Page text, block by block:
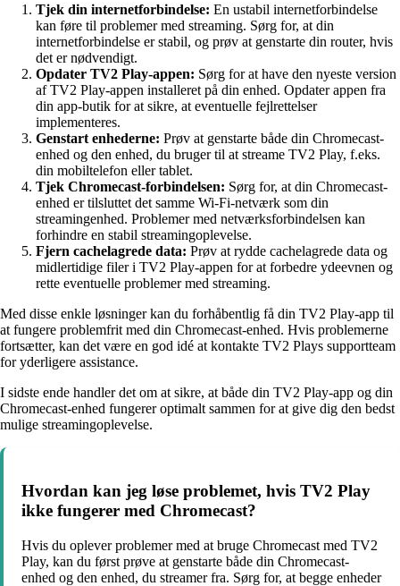
Tjek din internetforbindelse: En ustabil internetforbindelse
kan føre til problemer med streaming. Sørg for, at din
internetforbindelse er stabil, og prøv at genstarte din router, hvis
det er nødvendigt.
Opdater TV2 Play-appen: Sørg for at have den nyeste version
af TV2 Play-appen installeret på din enhed. Opdater appen fra
din app-butik for at sikre, at eventuelle fejlrettelser
implementeres.
Genstart enhederne: Prøv at genstarte både din Chromecast-
enhed og den enhed, du bruger til at streame TV2 Play, f.eks.
din mobiltelefon eller tablet.
Tjek Chromecast-forbindelsen: Sørg for, at din Chromecast-
enhed er tilsluttet det samme Wi-Fi-netværk som din
streamingenhed. Problemer med netværksforbindelsen kan
forhindre en stabil streamingoplevelse.
Fjern cachelagrede data: Prøv at rydde cachelagrede data og
midlertidige filer i TV2 Play-appen for at forbedre ydeevnen og
rette eventuelle problemer med streaming.
Med disse enkle løsninger kan du forhåbentlig få din TV2 Play-app til
at fungere problemfrit med din Chromecast-enhed. Hvis problemerne
fortsætter, kan det være en god idé at kontakte TV2 Plays supportteam
for yderligere assistance.
I sidste ende handler det om at sikre, at både din TV2 Play-app og din
Chromecast-enhed fungerer optimalt sammen for at give dig den bedst
mulige streamingoplevelse.
Hvordan kan jeg løse problemet, hvis TV2 Play
ikke fungerer med Chromecast?
Hvis du oplever problemer med at bruge Chromecast med TV2
Play, kan du først prøve at genstarte både din Chromecast-
enhed og den enhed, du streamer fra. Sørg for, at begge enheder